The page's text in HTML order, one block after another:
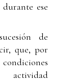
ese
de
que, por
actividad